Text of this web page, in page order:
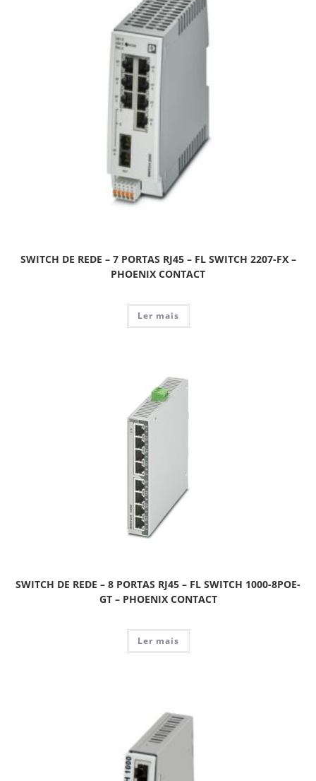
SWITCH DE REDE – 7 PORTAS RJ45 – FL SWITCH 2207-FX –
PHOENIX CONTACT
Ler mais
SWITCH DE REDE – 8 PORTAS RJ45 – FL SWITCH 1000-8POE-
GT – PHOENIX CONTACT
Ler mais